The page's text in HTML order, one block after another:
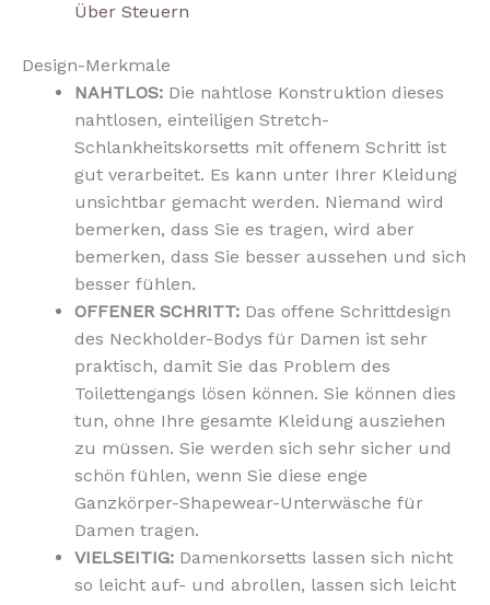
Über Steuern
Design-Merkmale
NAHTLOS: Die nahtlose Konstruktion dieses
nahtlosen, einteiligen Stretch-
Schlankheitskorsetts mit offenem Schritt ist
gut verarbeitet. Es kann unter Ihrer Kleidung
unsichtbar gemacht werden. Niemand wird
bemerken, dass Sie es tragen, wird aber
bemerken, dass Sie besser aussehen und sich
besser fühlen.
OFFENER SCHRITT: Das offene Schrittdesign
des Neckholder-Bodys für Damen ist sehr
praktisch, damit Sie das Problem des
Toilettengangs lösen können. Sie können dies
tun, ohne Ihre gesamte Kleidung ausziehen
zu müssen. Sie werden sich sehr sicher und
schön fühlen, wenn Sie diese enge
Ganzkörper-Shapewear-Unterwäsche für
Damen tragen.
VIELSEITIG: Damenkorsetts lassen sich nicht
so leicht auf- und abrollen, lassen sich leicht